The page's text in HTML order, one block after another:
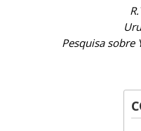
Pesquisa sobre